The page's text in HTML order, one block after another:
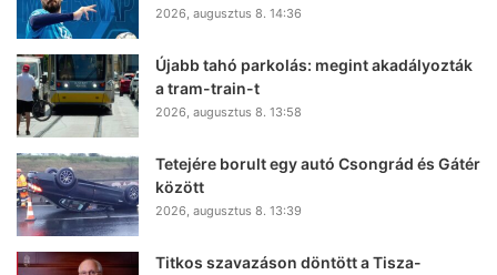
2026, augusztus 8. 14:36
Újabb tahó parkolás: megint akadályozták
a tram-train-t
2026, augusztus 8. 13:58
Tetejére borult egy autó Csongrád és Gátér
között
2026, augusztus 8. 13:39
Titkos szavazáson döntött a Tisza-